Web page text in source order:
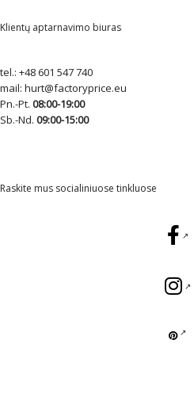
Klientų aptarnavimo biuras
tel.: +48 601 547 740
mail: hurt@factoryprice.eu
Pn.-Pt. 08:00-19:00
Sb.-Nd. 09:00-15:00
Raskite mus socialiniuose tinkluose